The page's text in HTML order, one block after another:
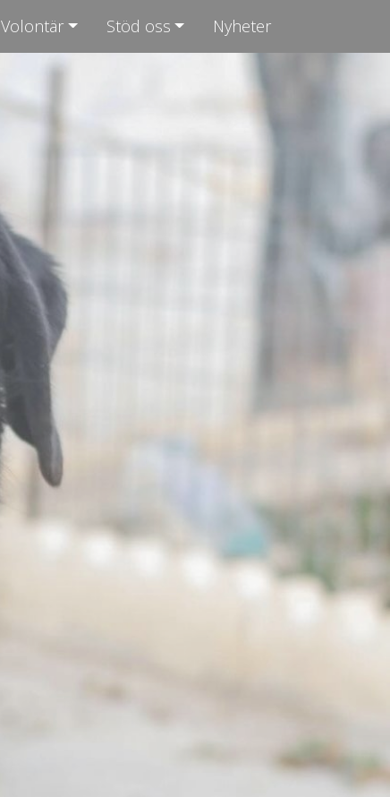
Volontär Stöd oss Nyheter